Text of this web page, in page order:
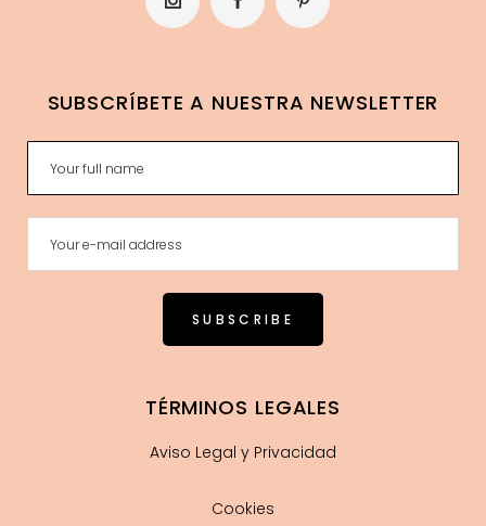
SUBSCRÍBETE A NUESTRA NEWSLETTER
TÉRMINOS LEGALES
Aviso Legal y Privacidad
Cookies